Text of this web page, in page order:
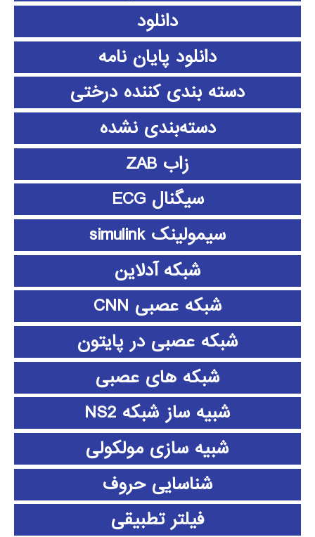
دانلود
دانلود پايان نامه
دسته بندی کننده درختی
دسته‌بندی نشده
زاب ZAB
سیگنال ECG
سیمولینک simulink
شبکه آدلاین
شبکه عصبی CNN
شبکه عصبی در پایتون
شبکه های عصبی
شبیه ساز شبکه NS2
شبیه سازی مولکولی
شناسایی حروف
فیلتر تطبیقی